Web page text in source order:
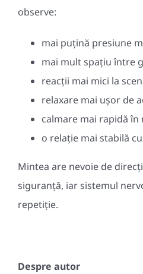
observe:
mai puțină presiune
mai mult spațiu între
reacții mai mici la
relaxare mai ușor de
calmare mai rapidă
o relație mai stabilă
Mintea are nevoie de
siguranță, iar sistemul
repetiție.
Despre autor